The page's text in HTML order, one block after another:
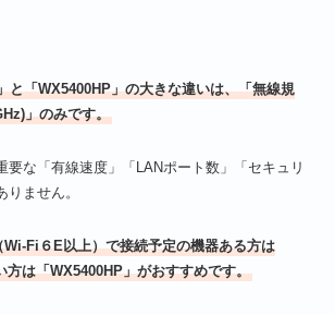
と「WX5400HP」の大きな違いは、「無線規
」のみです。
要な「有線速度」「LANポート数」「セキュリ
ません。
Wi-Fi６E以上）で接続予定の機器ある方は
方は「WX5400HP」がおすすめです。